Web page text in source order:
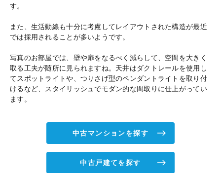
す。
また、生活動線も十分に考慮してレイアウトされた構造が最近
では採用されることが多いようです。
写真のお部屋では、壁や扉をなるべく減らして、空間を大きく
取る工夫が随所に見られますね。天井はダクトレールを使用し
てスポットライトや、つりさげ型のペンダントライトを取り付
けるなど、スタイリッシュでモダン的な間取りに仕上がってい
ます。
中古マンションを探す
中古戸建てを探す